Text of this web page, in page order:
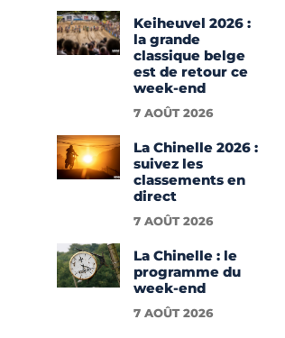
Keiheuvel 2026 :
la grande
classique belge
est de retour ce
week-end
7 AOÛT 2026
La Chinelle 2026 :
suivez les
classements en
direct
7 AOÛT 2026
La Chinelle : le
programme du
week-end
7 AOÛT 2026